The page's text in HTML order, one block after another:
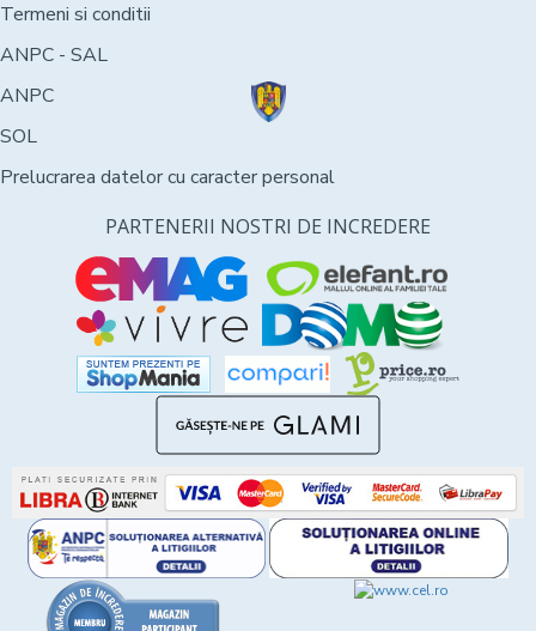
Termeni si conditii
ANPC - SAL
ANPC
SOL
Prelucrarea datelor cu caracter personal
PARTENERII NOSTRI DE INCREDERE